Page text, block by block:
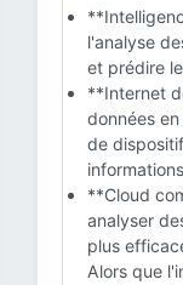
l'analyse
et prédire
**Internet
données
de
**Cloud
analyser
plus
Alors que